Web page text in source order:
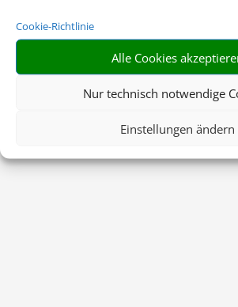
Cookie-Richtlinie
Alle Cookies
Nur technisch notwendige
Einstellungen ändern